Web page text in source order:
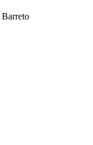
Barreto